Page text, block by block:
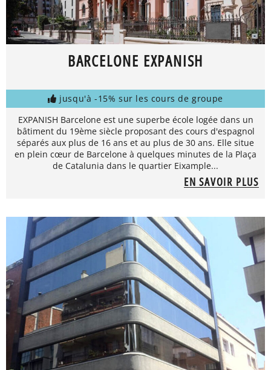
BARCELONE EXPANISH
jusqu'à -15% sur les cours de groupe
EXPANISH Barcelone est une superbe école logée dans un
bâtiment du 19ème siècle proposant des cours d'espagnol
séparés aux plus de 16 ans et au plus de 30 ans. Elle situe
en plein cœur de Barcelone à quelques minutes de la Plaça
de Catalunia dans le quartier Eixample...
EN SAVOIR PLUS